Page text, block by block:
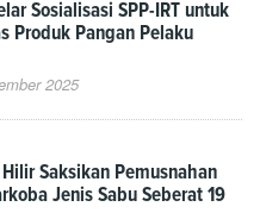
Sosialisasi SPP-IRT untuk
Produk Pangan Pelaku
2025
Saksikan Pemusnahan
Jenis Sabu Seberat 19